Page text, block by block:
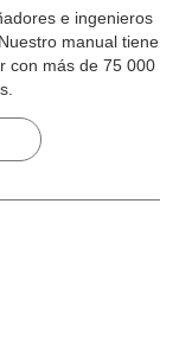
e ingenieros
manual tiene
con más de 75 000